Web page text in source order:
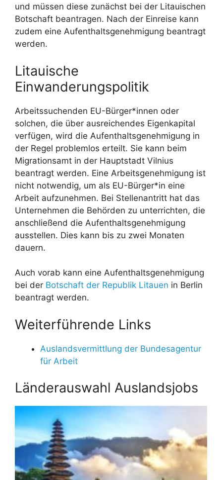
und müssen diese zunächst bei der Litauischen
Botschaft beantragen. Nach der Einreise kann
zudem eine Aufenthaltsgenehmigung beantragt
werden.
Litauische
Einwanderungspolitik
Arbeitssuchenden EU-Bürger*innen oder
solchen, die über ausreichendes Eigenkapital
verfügen, wird die Aufenthaltsgenehmigung in
der Regel problemlos erteilt. Sie kann beim
Migrationsamt in der Hauptstadt Vilnius
beantragt werden. Eine Arbeitsgenehmigung ist
nicht notwendig, um als EU-Bürger*in eine
Arbeit aufzunehmen. Bei Stellenantritt hat das
Unternehmen die Behörden zu unterrichten, die
anschließend die Aufenthaltsgenehmigung
ausstellen. Dies kann bis zu zwei Monaten
dauern.
Auch vorab kann eine Aufenthaltsgenehmigung
bei der Botschaft der Republik Litauen in Berlin
beantragt werden.
Weiterführende Links
Auslandsvermittlung der Bundesagentur
für Arbeit
Länderauswahl Auslandsjobs